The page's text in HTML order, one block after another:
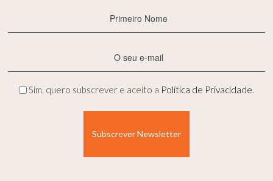
Nome
mail
Privacidade
Sim, quero subscrever e aceito a Política de Privacidade.